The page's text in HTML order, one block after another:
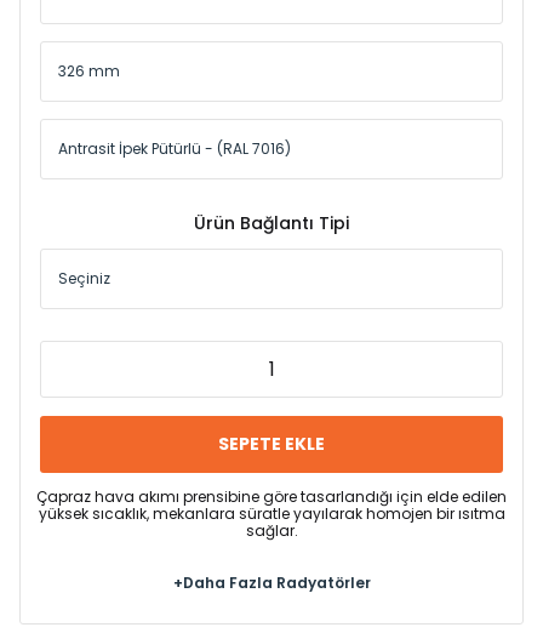
Ürün Bağlantı Tipi
SEPETE EKLE
Çapraz hava akımı prensibine göre tasarlandığı için elde edilen
yüksek sıcaklık, mekanlara süratle yayılarak homojen bir ısıtma
sağlar.
+Daha Fazla Radyatörler